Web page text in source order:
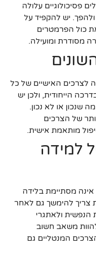
פסיכולוגיים עלולה
יש להקפיד על
כול הפרמטרים
מסודרת ומועילה.
לצרכים האישיים של כל
הייחודית, ולכן יש
שנכון או לא נכון.
של הצרכים
מותאמת אישית.
למידה
מסתיימת בלידה
צריך להימשך גם לאחר
ולאתגרי
משאב חשוב
המנטליים גם